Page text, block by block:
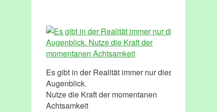
Es gibt in der Realität immer nur diesen
Augenblick.
Nutze die Kraft der momentanen
Achtsamkeit